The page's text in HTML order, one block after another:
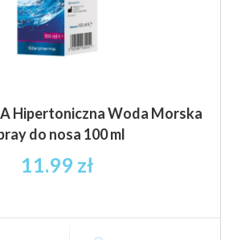
Hipertoniczna Woda Morska
do nosa 100 ml
11.99 zł